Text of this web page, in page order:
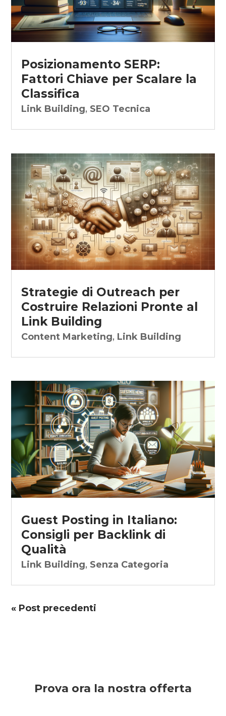
Posizionamento SERP:
Fattori Chiave per Scalare la
Classifica
Link Building, SEO Tecnica
Strategie di Outreach per
Costruire Relazioni Pronte al
Link Building
Content Marketing, Link Building
Guest Posting in Italiano:
Consigli per Backlink di
Qualità
Link Building, Senza Categoria
« Post precedenti
Prova ora la nostra offerta